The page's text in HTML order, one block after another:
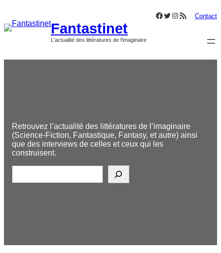
contenu
Fantastinet
L'actualité des littératures de l'imaginaire
Facebook
Twitter
Instagram
Flux RSSContact
Retrouvez l’actualité des littératures de l’imaginaire
(Science-Fiction, Fantastique, Fantasy, et autre) ainsi
que des interviews de celles et ceux qui les
construisent.